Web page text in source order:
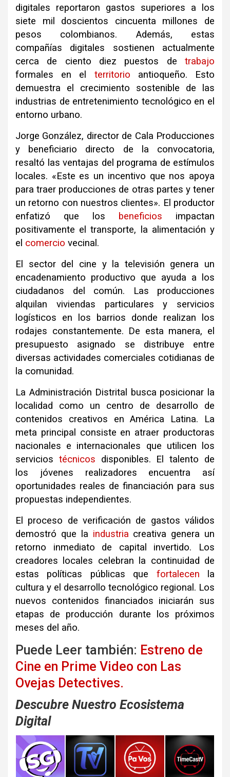
digitales reportaron gastos superiores a los
siete mil doscientos cincuenta millones de
pesos colombianos. Además, estas
compañías digitales sostienen actualmente
cerca de ciento diez puestos de trabajo
formales en el territorio antioqueño. Esto
demuestra el crecimiento sostenible de las
industrias de entretenimiento tecnológico en el
entorno urbano.
Jorge González, director de Cala Producciones
y beneficiario directo de la convocatoria,
resaltó las ventajas del programa de estímulos
locales. «Este es un incentivo que nos apoya
para traer producciones de otras partes y tener
un retorno con nuestros clientes». El productor
enfatizó que los beneficios impactan
positivamente el transporte, la alimentación y
el comercio vecinal.
El sector del cine y la televisión genera un
encadenamiento productivo que ayuda a los
ciudadanos del común. Las producciones
alquilan viviendas particulares y servicios
logísticos en los barrios donde realizan los
rodajes constantemente. De esta manera, el
presupuesto asignado se distribuye entre
diversas actividades comerciales cotidianas de
la comunidad.
La Administración Distrital busca posicionar la
localidad como un centro de desarrollo de
contenidos creativos en América Latina. La
meta principal consiste en atraer productoras
nacionales e internacionales que utilicen los
servicios técnicos disponibles. El talento de
los jóvenes realizadores encuentra así
oportunidades reales de financiación para sus
propuestas independientes.
El proceso de verificación de gastos válidos
demostró que la industria creativa genera un
retorno inmediato de capital invertido. Los
creadores locales celebran la continuidad de
estas políticas públicas que fortalecen la
cultura y el desarrollo tecnológico regional. Los
nuevos contenidos financiados iniciarán sus
etapas de producción durante los próximos
meses del año.
Puede Leer también: Estreno de
Cine en Prime Video con Las
Ovejas Detectives.
Descubre Nuestro Ecosistema
Digital